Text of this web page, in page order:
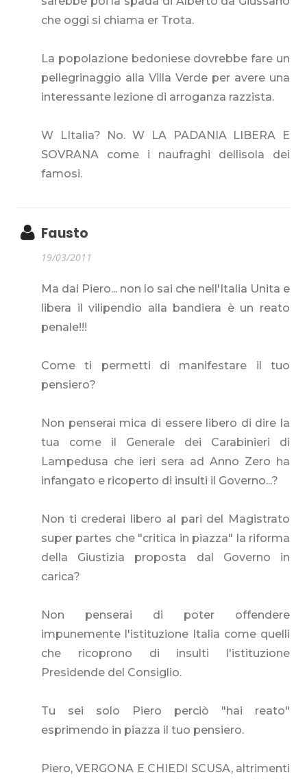
che oggi si chiama er Trota.
La popolazione bedoniese dovrebbe fare un
pellegrinaggio alla Villa Verde per avere una
interessante lezione di arroganza razzista.
W LItalia? No. W LA PADANIA LIBERA E
SOVRANA come i naufraghi dellisola dei
famosi.
Fausto
19/03/2011
Ma dai Piero... non lo sai che nell'Italia Unita e
libera il vilipendio alla bandiera è un reato
penale!!!
Come ti permetti di manifestare il tuo
pensiero?
Non penserai mica di essere libero di dire la
tua come il Generale dei Carabinieri di
Lampedusa che ieri sera ad Anno Zero ha
infangato e ricoperto di insulti il Governo...?
Non ti crederai libero al pari del Magistrato
super partes che "critica in piazza" la riforma
della Giustizia proposta dal Governo in
carica?
Non penserai di poter offendere
impunemente l'istituzione Italia come quelli
che ricoprono di insulti l'istituzione
Presidende del Consiglio.
Tu sei solo Piero perciò "hai reato"
esprimendo in piazza il tuo pensiero.
Piero, VERGONA E CHIEDI SCUSA, altrimenti